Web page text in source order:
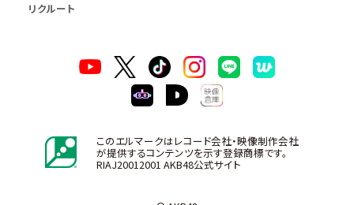
リクルート
このエルマークはレコード会社・映像制作会社
が提供するコンテンツを示す登録商標です。
RIAJ20012001 AKB48公式サイト